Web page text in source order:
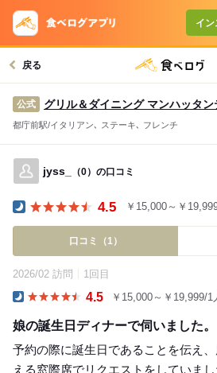
イ
戻る
公式 グリル＆ダイニング マンハッタン
都庁前駅/イタリアン､ ステーキ､ フレンチ
jyss_ （0）の口コミ
4.5 ￥15,000～￥
口コミ（1）
2026/02 訪問 1回目
4.5 ￥15,000～￥19,999/1
娘の誕生日ディナーで伺いました。
予約の際に誕生日であることを伝え
える窓際席でリクエストをしていま